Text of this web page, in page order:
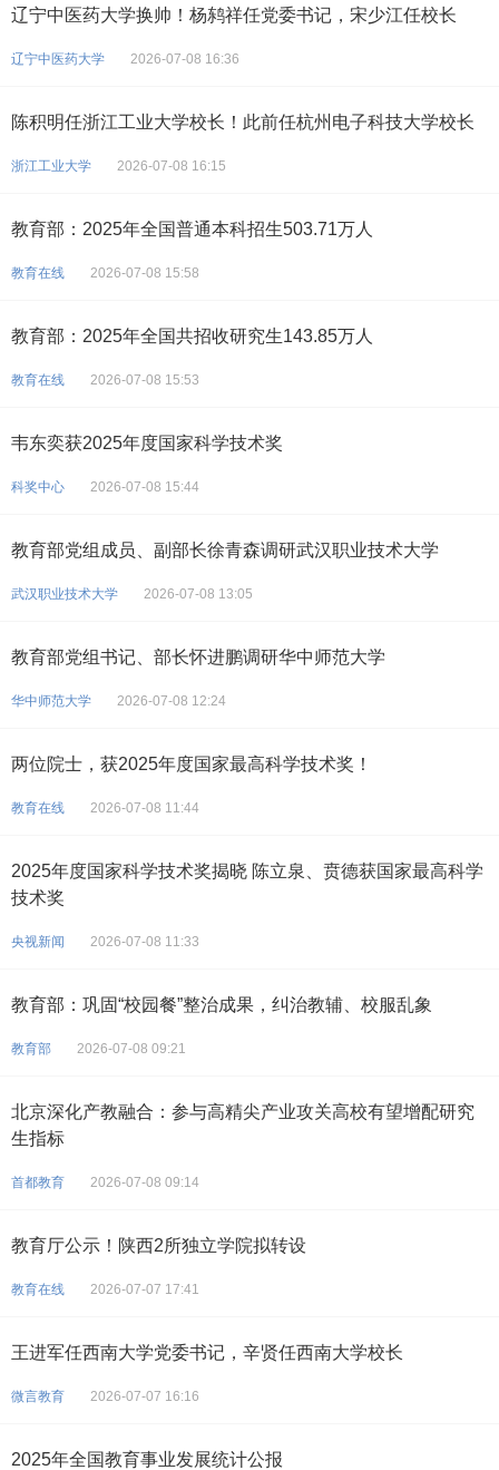
辽宁中医药大学换帅！杨鸫祥任党委书记，宋少江任校长
辽宁中医药大学 2026-07-08 16:36
陈积明任浙江工业大学校长！此前任杭州电子科技大学校长
浙江工业大学 2026-07-08 16:15
教育部：2025年全国普通本科招生503.71万人
教育在线 2026-07-08 15:58
教育部：2025年全国共招收研究生143.85万人
教育在线 2026-07-08 15:53
韦东奕获2025年度国家科学技术奖
科奖中心 2026-07-08 15:44
教育部党组成员、副部长徐青森调研武汉职业技术大学
武汉职业技术大学 2026-07-08 13:05
教育部党组书记、部长怀进鹏调研华中师范大学
华中师范大学 2026-07-08 12:24
两位院士，获2025年度国家最高科学技术奖！
教育在线 2026-07-08 11:44
2025年度国家科学技术奖揭晓 陈立泉、贲德获国家最高科学
技术奖
央视新闻 2026-07-08 11:33
教育部：巩固“校园餐”整治成果，纠治教辅、校服乱象
教育部 2026-07-08 09:21
北京深化产教融合：参与高精尖产业攻关高校有望增配研究
生指标
首都教育 2026-07-08 09:14
教育厅公示！陕西2所独立学院拟转设
教育在线 2026-07-07 17:41
王进军任西南大学党委书记，辛贤任西南大学校长
微言教育 2026-07-07 16:16
2025年全国教育事业发展统计公报